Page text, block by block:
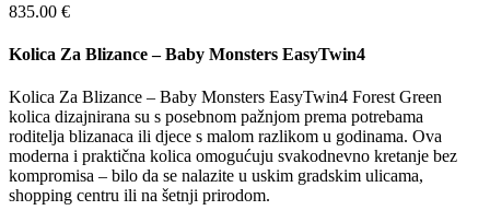
835.00 €
Kolica Za Blizance – Baby Monsters EasyTwin4
Kolica Za Blizance – Baby Monsters EasyTwin4 Forest Green
kolica dizajnirana su s posebnom pažnjom prema potrebama
roditelja blizanaca ili djece s malom razlikom u godinama. Ova
moderna i praktična kolica omogućuju svakodnevno kretanje bez
kompromisa – bilo da se nalazite u uskim gradskim ulicama,
shopping centru ili na šetnji prirodom.